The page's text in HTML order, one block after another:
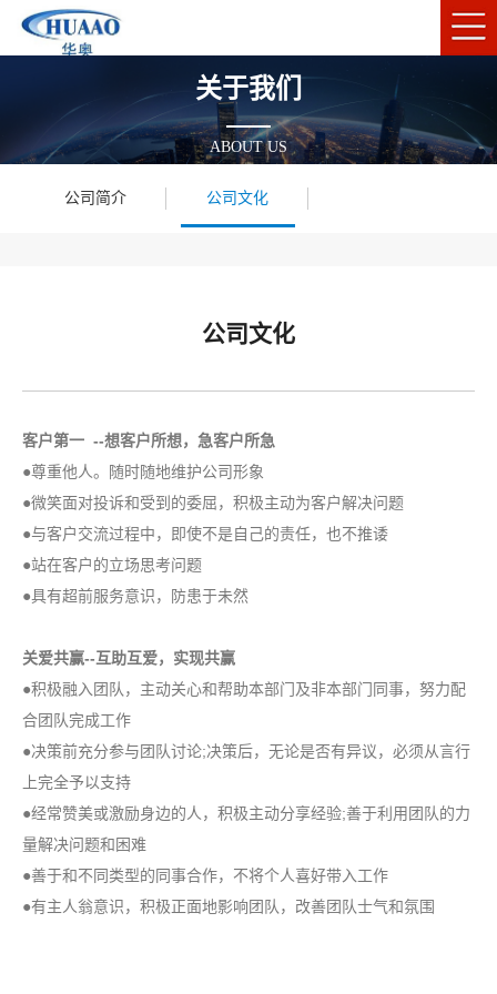
关于我们
ABOUT US
公司简介 公司文化
公司文化
客户第一 --想客户所想，急客户所急
●尊重他人。随时随地维护公司形象
●微笑面对投诉和受到的委屈，积极主动为客户解决问题
●与客户交流过程中，即使不是自己的责任，也不推诿
●站在客户的立场思考问题
●具有超前服务意识，防患于未然
关爱共赢--互助互爱，实现共赢
●积极融入团队，主动关心和帮助本部门及非本部门同事，努力配
合团队完成工作
●决策前充分参与团队讨论;决策后，无论是否有异议，必须从言行
上完全予以支持
●经常赞美或激励身边的人，积极主动分享经验;善于利用团队的力
量解决问题和困难
●善于和不同类型的同事合作，不将个人喜好带入工作
●有主人翁意识，积极正面地影响团队，改善团队士气和氛围